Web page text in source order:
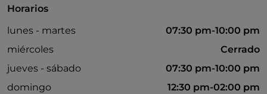
Horarios
lunes - martes
07:30 pm-10:00 pm
miércoles
Cerrado
jueves - sábado
07:30 pm-10:00 pm
domingo
12:30 pm-02:00 pm